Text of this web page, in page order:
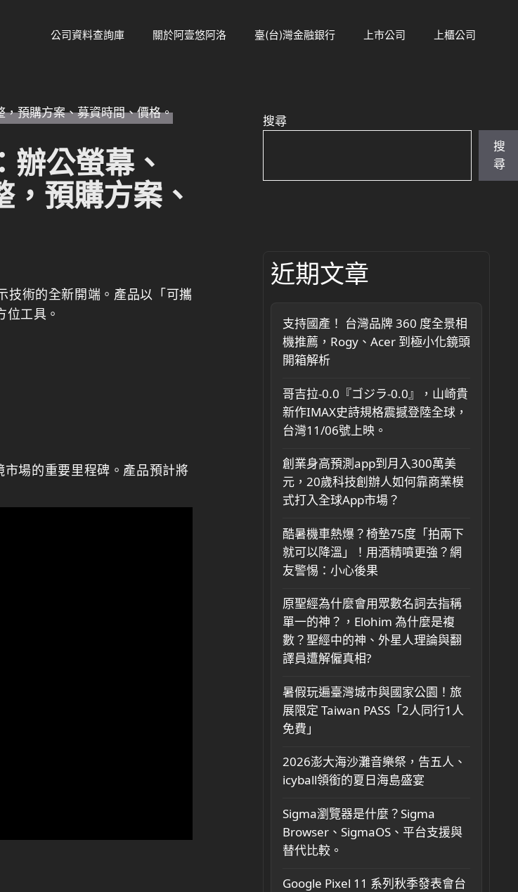
公司資料查詢庫 關於阿壹悠阿洛 臺(台)灣金融銀行 上市公司 上櫃公司
公螢幕、
預購方案、
技術的全新開端。產品以「可攜
工具。
場的重要里程碑。產品預計將
搜尋
搜
尋
近期文章
支持國產！ 台灣品牌 360 度全景相
機推薦，Rogy、Acer 到極小化鏡頭
開箱解析
哥吉拉-0.0『ゴジラ-0.0』，山崎貴
新作IMAX史詩規格震撼登陸全球，
台灣11/06號上映。
創業身高預測app到月入300萬美
元，20歲科技創辦人如何靠商業模
式打入全球App市場？
酷暑機車熱爆？椅墊75度「拍兩下
就可以降溫」！用酒精噴更強？網
友警惕：小心後果
原聖經為什麼會用眾數名詞去指稱
單一的神？，Elohim 為什麼是複
數？聖經中的神、外星人理論與翻
譯員遭解僱真相?
暑假玩遍臺灣城市與國家公園！旅
展限定 Taiwan PASS「2人同行1人
免費」
2026澎大海沙灘音樂祭，告五人、
icyball領銜的夏日海島盛宴
Sigma瀏覽器是什麼？Sigma
Browser、SigmaOS、平台支援與
替代比較。
Google Pixel 11 系列秋季發表會台